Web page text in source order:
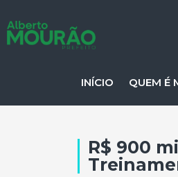
INÍCIO QUEM É
R$ 900